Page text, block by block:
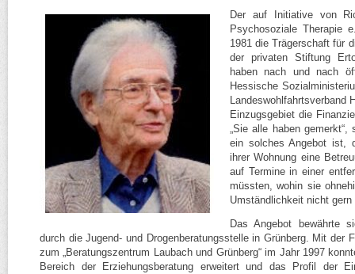
Der auf Initiative von
Psychosoziale Therapie
1981 die Trägerschaft für
der privaten Stiftung
haben nach und nach
Hessische
Landeswohlfahrtsverband
Einzugsgebiet die
„Sie alle haben gemerkt“,
ein solches Angebot ist,
ihrer Wohnung eine
auf Termine in einer
müssten, wohin sie
Umständlichkeit nicht gern
Das Angebot bewährte
durch die Jugend- und Drogenberatungsstelle in Grünberg. Mit der
zum „Beratungszentrum Laubach und Grünberg“ im Jahr 1997
Bereich der Erziehungsberatung erweitert und das Profil der